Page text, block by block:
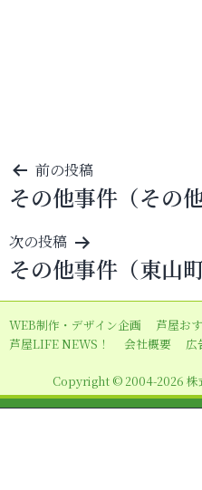
投
稿
ナ
ビ
ゲ
ー
シ
ン
前の投稿
その他事件（その
次の投稿
その他事件（東山
WEB制作・デザイン企画 芦屋お
芦屋LIFE NEWS！
会社概要 広
Copyright © 2004-2026